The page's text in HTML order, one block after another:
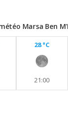
Marsa Ben
28 °C
21:00